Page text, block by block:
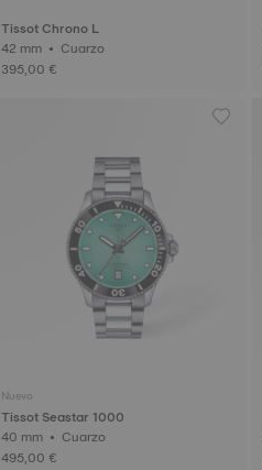
Tissot Chrono L
42 mm • Cuarzo
395,00 €
Nuevo
Tissot Seastar 1000
40 mm • Cuarzo
495,00 €